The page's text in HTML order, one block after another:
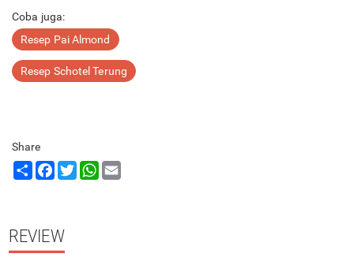
Coba juga:
Resep Pai Almond
Resep Schotel Terung
Share
ShareFacebook
TwitterWhatsApp
REVIEW